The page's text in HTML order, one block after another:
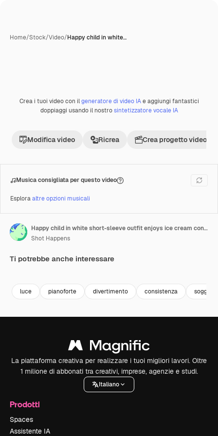
Home/Stock/Video/Happy child in white…
Premium
Crea i tuoi video con ilgeneratore di video IAe aggiungi fantastici
doppiaggi usando il nostrosintetizzatore vocale IA
Modifica video Ricrea Crea progetto video
Musica consigliata per questo video
Esploraaltre opzioni musicali
Happy child in white short-sleeve outfit enjoys ice cream cone while casually practicing on electronic piano, sitting in front of patterned gray wall in relaxed indoor environment
Shot Happens
Ti potrebbe anche interessare
luce pianoforte divertimento consistenza
La piattaforma creativa per realizzare i tuoi migliori lavori. Oltre
1 milione di abbonati tra creativi, imprese, agenzie e studi.
Italiano
Prodotti
Spaces
Assistente IA